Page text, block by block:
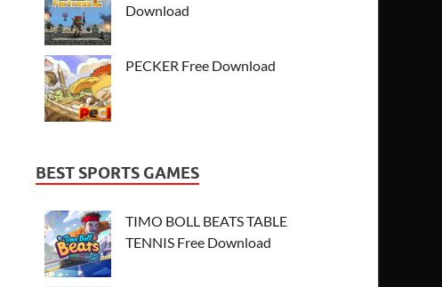
Download
PECKER Free Download
BEST SPORTS GAMES
TIMO BOLL BEATS TABLE
TENNIS Free Download